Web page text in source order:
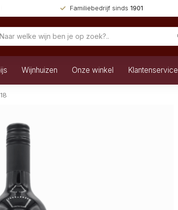
Familiebedrijf sinds 1901
Wijnhuizen Onze winkel Klantenservice